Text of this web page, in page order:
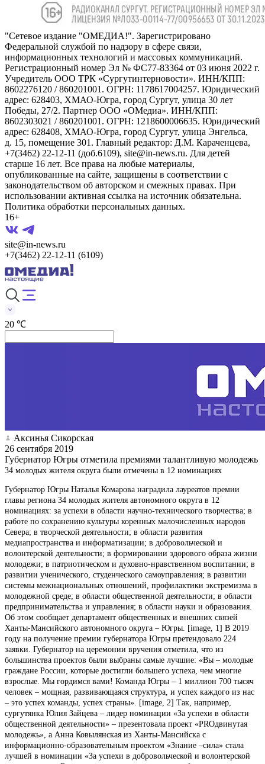
"Сетевое издание "ОМЕДИА!". Зарегистрировано
Федеральной службой по надзору в сфере связи,
информационных технологий и массовых коммуникаций.
Регистрационный номер Эл № ФС77-83364 от 03 июня 2022 г.
Учредитель ООО ТРК «Сургутинтерновости». ИНН/КПП:
8602276120 / 860201001. ОГРН: 1178617004257. Юридический
адрес: 628403, ХМАО-Югра, город Сургут, улица 30 лет
Победы, 27/2. Партнер ООО «ОМедиа». ИНН/КПП:
8602303021 / 860201001. ОГРН: 1218600006635. Юридический
адрес: 628408, ХМАО-Югра, город Сургут, улица Энгельса,
д. 15, помещение 301. Главный редактор: Д.М. Караченцева,
+7(3462) 22-12-11 (доб.6109), site@in-news.ru. Для детей
старше 16 лет. Все права на любые материалы,
опубликованные на сайте, защищены в соответствии с
законодательством об авторском и смежных правах. При
использовании активная ссылка на источник обязательна.
Политика обработки персональных данных.
16+
site@in-news.ru
+7(3462) 22-12-11 (6109)
20 ℃
Аксинья Сикорская
26 сентября 2019
Губернатор Югры отметила премиями талантливую молодежь
34 молодых жителя округа были отмечены в 12 номинациях
Губернатор Югры Наталья Комарова наградила лауреатов премии
главы региона 34 молодых жителя автономного округа в 12
номинациях: за успехи в области научно-технического творчества; в
работе по сохранению культуры коренных малочисленных народов
Севера; в творческой деятельности; в области развития
медиапространства и информатизации; в добровольческой и
волонтерской деятельности; в формировании здорового образа жизни
молодежи; в патриотическом и духовно-нравственном воспитании; в
развитии ученического, студенческого самоуправления; в развитии
системы межнациональных отношений, профилактики экстремизма в
молодежной среде; в области общественной деятельности; в области
предпринимательства и управления; в области науки и образования.
Об этом сообщает департамент общественных и внешних связей
Ханты-Мансийского автономного округа – Югры. [image, 1] В 2019
году на получение премии губернатора Югры претендовало 224
заявки. Губернатор на церемонии вручения отметила, что из
большинства проектов были выбраны самые лучшие: «Вы – молодые
граждане России, которые достигли большего успеха, чем многие
взрослые. Мы гордимся вами! Команда Югры – 1 миллион 700 тысяч
человек – мощная, развивающаяся структура, и успех каждого из нас
– это успех команды, успех страны». [image, 2] Так, например,
сургутянка Юлия Зайцева – лидер номинации «За успехи в области
общественной деятельности» – презентовала проект «PROдвинутая
молодежь», а Анна Ковылянская из Ханты-Мансийска с
информационно-образовательным проектом «Знание –⁠сила» стала
лучшей в номинации «За успехи в добровольческой и волонтерской